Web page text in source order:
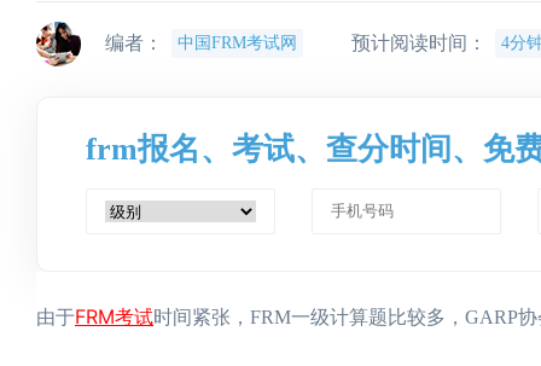
编者： 中国FRM考试网 预计阅读时间： 4分
frm报名、考试、查分时间、免
由于FRM考试时间紧张，FRM一级计算题比较多，GARP